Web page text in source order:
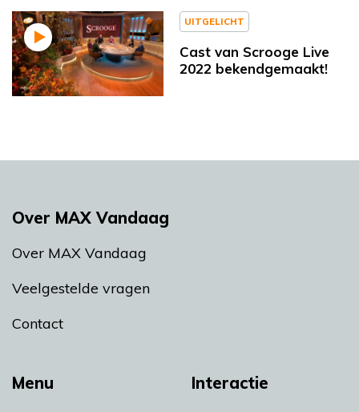
UITGELICHT
Cast van Scrooge Live
2022 bekendgemaakt!
Menu Interactie
Over MAX Vandaag
Over MAX Vandaag
Veelgestelde vragen
Contact